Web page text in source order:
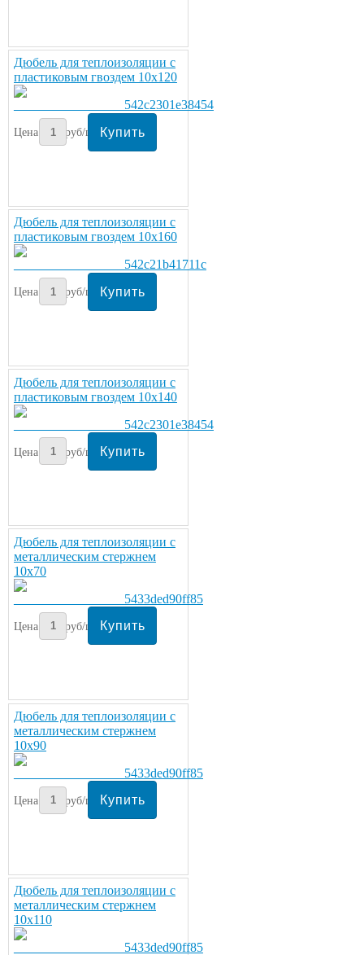
Дюбель для теплоизоляции с
пластиковым гвоздем 10х120
Цена: 5 руб/шт.
Дюбель для теплоизоляции с
пластиковым гвоздем 10х160
Цена: 5 руб/шт.
Дюбель для теплоизоляции с
пластиковым гвоздем 10х140
Цена: 6 руб/шт.
Дюбель для теплоизоляции с
металлическим стержнем
10х70
Цена: 7 руб/шт.
Дюбель для теплоизоляции с
металлическим стержнем
10х90
Цена: 9 руб/шт.
Дюбель для теплоизоляции с
металлическим стержнем
10х110